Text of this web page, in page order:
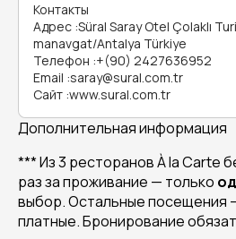
Контакты
Адрес :Süral Saray Otel Çolaklı
manavgat/Antalya Türkiye
Телефон :+(90) 2427636952
Email :saray@sural.com.tr
Сайт :www.sural.com.tr
Дополнительная информация
*** Из 3 ресторанов À la Carte
раз за проживание — только
выбор. Остальные посещения
платные. Бронирование